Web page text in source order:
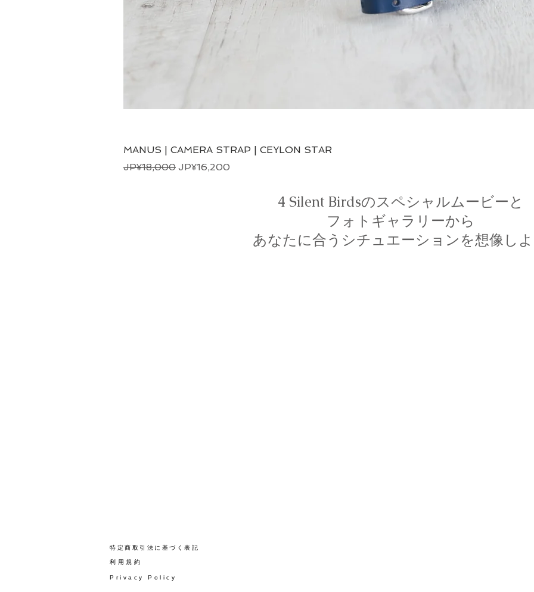
MANUS | CAMERA STRAP | CEYLON STAR
一般價格
JP¥18,000 促銷價格
JP¥16,200
4 Silent Birdsのスペシャルムービーと
フォトギャラリーから
あなたに合うシチュエーションを想像し
​特定商取引法に基づく表記
​利用規約
Privacy Policy